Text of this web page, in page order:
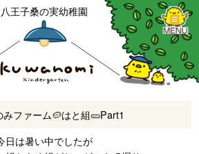
八王子桑の実幼稚園
みファーム🥔はと組🥒Part1
日は暑い中でしたが